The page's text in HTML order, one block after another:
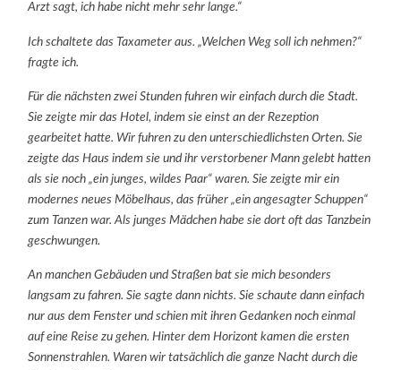
Arzt sagt, ich habe nicht mehr sehr lange.“
Ich schaltete das Taxameter aus. „Welchen Weg soll ich nehmen?“
fragte ich.
Für die nächsten zwei Stunden fuhren wir einfach durch die Stadt.
Sie zeigte mir das Hotel, indem sie einst an der Rezeption
gearbeitet hatte. Wir fuhren zu den unterschiedlichsten Orten. Sie
zeigte das Haus indem sie und ihr verstorbener Mann gelebt hatten
als sie noch „ein junges, wildes Paar“ waren. Sie zeigte mir ein
modernes neues Möbelhaus, das früher „ein angesagter Schuppen“
zum Tanzen war. Als junges Mädchen habe sie dort oft das Tanzbein
geschwungen.
An manchen Gebäuden und Straßen bat sie mich besonders
langsam zu fahren. Sie sagte dann nichts. Sie schaute dann einfach
nur aus dem Fenster und schien mit ihren Gedanken noch einmal
auf eine Reise zu gehen. Hinter dem Horizont kamen die ersten
Sonnenstrahlen. Waren wir tatsächlich die ganze Nacht durch die